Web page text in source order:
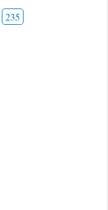
235